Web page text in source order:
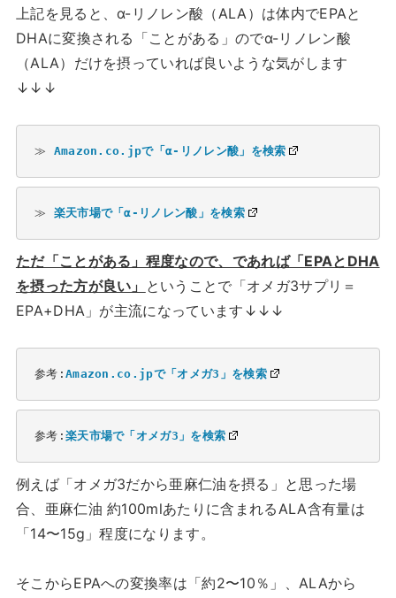
上記を見ると、α-リノレン酸（ALA）は体内でEPAと
DHAに変換される「ことがある」のでα-リノレン酸
（ALA）だけを摂っていれば良いような気がします
↓↓↓
≫ Amazon.co.jpで「α-リノレン酸」を検索
≫ 楽天市場で「α-リノレン酸」を検索
ただ「ことがある」程度なので、であれば「EPAとDHA
を摂った方が良い」 ということで「オメガ3サプリ＝
EPA+DHA」が主流になっています↓↓↓
参考: Amazon.co.jpで「オメガ3」を検索
参考: 楽天市場で「オメガ3」を検索
例えば「オメガ3だから亜麻仁油を摂る」と思った場
合、亜麻仁油 約100mlあたりに含まれるALA含有量は
「14〜15g」程度になります。
そこからEPAへの変換率は「約2〜10％」、ALAから